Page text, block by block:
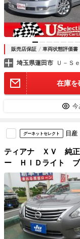
販売店保証 車両状態評価書
埼玉県蓮田市 Ｕ－Ｓ
在庫を
今
グーネットセレクト 日産
ティアナ ＸＶ 純正
ー ＨＩＤライト ブ